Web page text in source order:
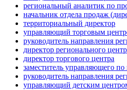
региональный аналитик по
начальник отдела продаж
территориальный директор
управляющий торговым
руководитель направления
директор регионального
директор торгового центра
заместитель управляющего
руководитель направления
управляющий детским